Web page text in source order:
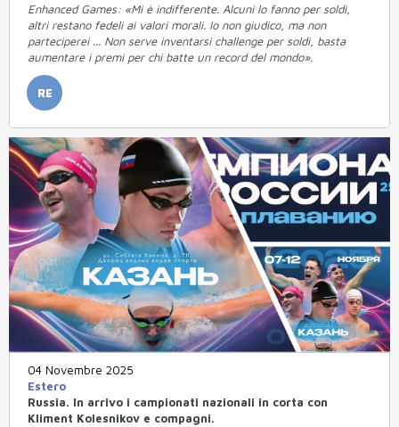
Enhanced Games: «Mi è indifferente. Alcuni lo fanno per soldi,
altri restano fedeli ai valori morali. Io non giudico, ma non
parteciperei ... Non serve inventarsi challenge per soldi, basta
aumentare i premi per chi batte un record del mondo».
RE
04 Novembre 2025
Estero
Russia. In arrivo i campionati nazionali in corta con
Kliment Kolesnikov e compagni.